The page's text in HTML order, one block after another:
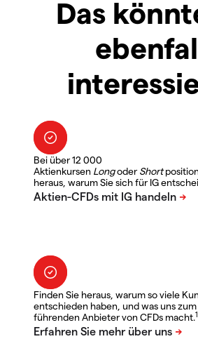
Das
Bei über 12 000
Aktienkursen LongoderShort
heraus, warum Sie sich für IG
Finden Sie heraus, warum so viele
entschieden haben, und was uns
führenden Anbieter von CFDs macht.1